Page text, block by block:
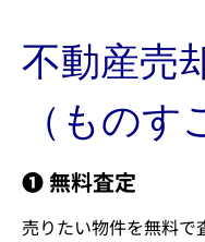
不動産売
（ものす
❶ 無料査定
売りたい物件を無料で